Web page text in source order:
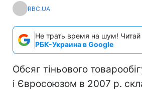
RBC.UA
Не трать время на шум! Читай
РБК-Украина в Google
Обсяг тіньового
і Євросоюзом в 2007 р.